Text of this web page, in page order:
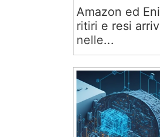
Amazon ed
ritiri e resi
nelle...